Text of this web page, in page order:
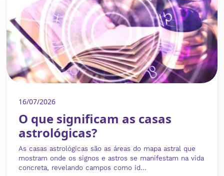
16/07/2026
O que significam as casas
astrológicas?
As casas astrológicas são as áreas do mapa astral que
mostram onde os signos e astros se manifestam na vida
concreta, revelando campos como id...